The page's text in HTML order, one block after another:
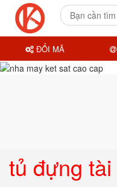
tủ đựng
ĐỔI MÃ